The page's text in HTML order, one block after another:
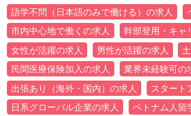
語学不問（日本語のみで働ける）の求人
市内中心地で働くの求人
幹部登用・キャ
女性が活躍の求人
男性が活躍の求人
民間医療保険加入の求人
業界未経験可の
出張あり（海外・国内）の求人
スタート
日系グローバル企業の求人
ベトナム人留